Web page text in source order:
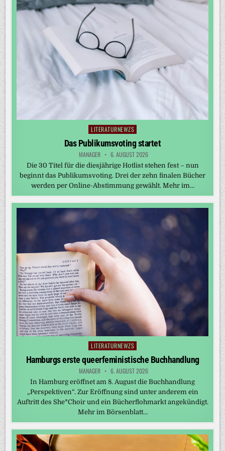
Posted
in
LITERATURNEWZS
Das Publikumsvoting startet
MANAGER 6. AUGUST 2026
Die 30 Titel für die diesjährige Hotlist stehen fest – nun
beginnt das Publikumsvoting. Drei der zehn finalen Bücher
werden per Online-Abstimmung gewählt. Mehr im…
Posted
LITERATURNEWZS
Hamburgs erste queerfeministische Buchhandlung
MANAGER 6. AUGUST 2026
In Hamburg eröffnet am 8. August die Buchhandlung
„Perspektiven“. Zur Eröffnung sind unter anderem ein
Auftritt des She*Choir und ein Bücherflohmarkt angekündigt.
Mehr im Börsenblatt…